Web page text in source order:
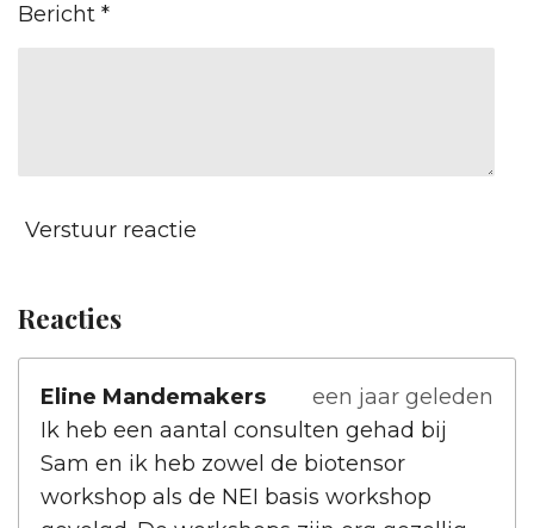
Bericht *
Verstuur reactie
Reacties
Eline Mandemakers
een jaar geleden
Ik heb een aantal consulten gehad bij
Sam en ik heb zowel de biotensor
workshop als de NEI basis workshop